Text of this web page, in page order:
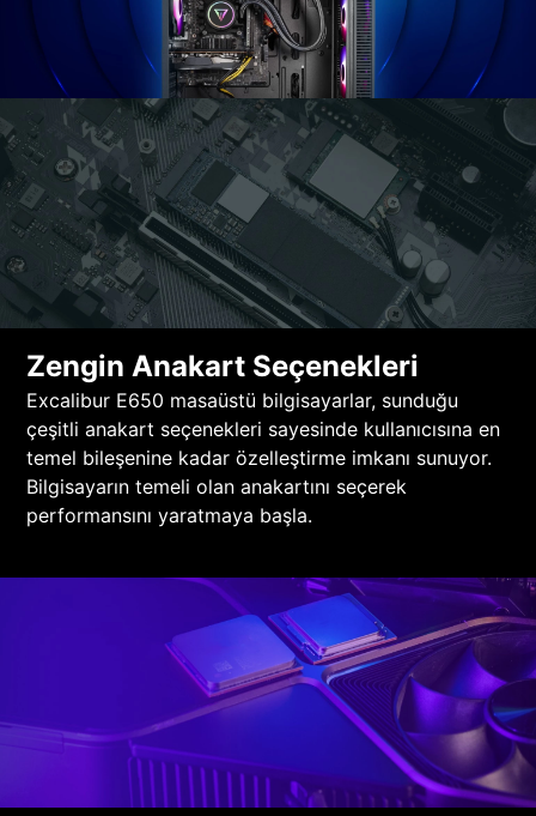
Zengin Anakart Seçenekleri
Excalibur E650 masaüstü bilgisayarlar, sunduğu
çeşitli anakart seçenekleri sayesinde kullanıcısına en
temel bileşenine kadar özelleştirme imkanı sunuyor.
Bilgisayarın temeli olan anakartını seçerek
performansını yaratmaya başla.